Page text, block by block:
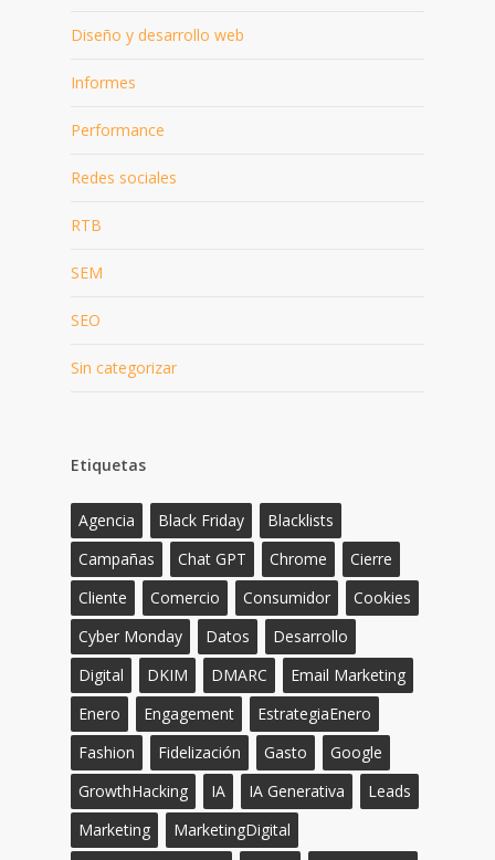
Diseño y desarrollo web
Informes
Performance
Redes sociales
RTB
SEM
SEO
Sin categorizar
Etiquetas
Agencia Black Friday
Blacklists
Campañas
Chat GPT Chrome
Cierre
Cliente
Comercio Consumidor
Cookies
Cyber Monday
Datos
Desarrollo
Digital
DKIM DMARC
Email Marketing
Enero
Engagement
EstrategiaEnero
Fashion
Fidelización Gasto
Google
GrowthHacking
IA IA Generativa
Leads
Marketing
MarketingDigital